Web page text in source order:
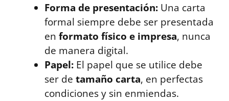
Forma de presentación: Una carta
formal siempre debe ser presentada
en formato físico e impresa, nunca
de manera digital.
Papel: El papel que se utilice debe
ser de tamaño carta, en perfectas
condiciones y sin enmiendas.